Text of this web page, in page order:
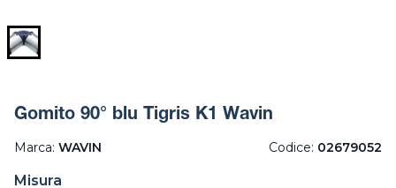
Gomito 90° blu Tigris K1 Wavin
Marca: WAVIN Codice: 02679052
Misura